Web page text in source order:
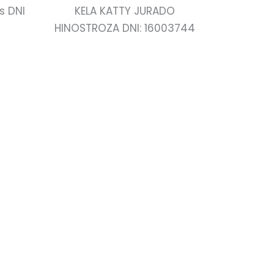
DNI
KELA KATTY JURADO
HINOSTROZA DNI: 16003744